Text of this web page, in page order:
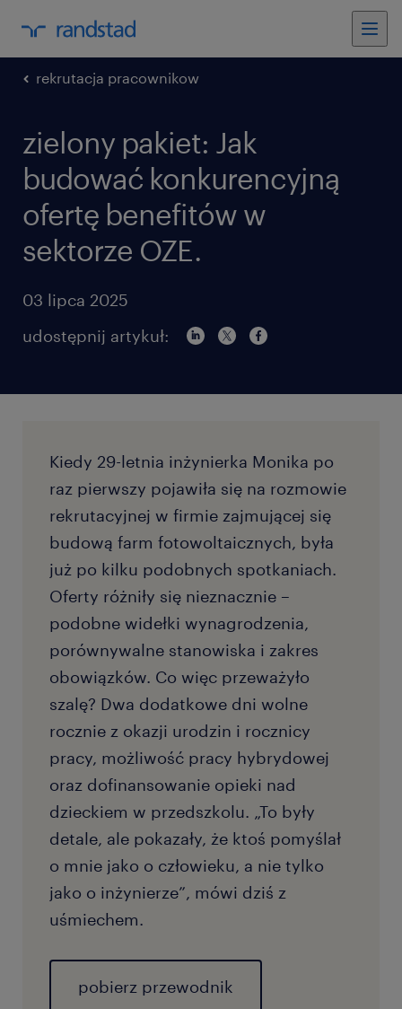
rekrutacja pracownikow
zielony pakiet: Jak
budować konkurencyjną
ofertę benefitów w
sektorze OZE.
03 lipca 2025
udostępnij artykuł:
Kiedy 29-letnia inżynierka Monika po
raz pierwszy pojawiła się na rozmowie
rekrutacyjnej w firmie zajmującej się
budową farm fotowoltaicznych, była
już po kilku podobnych spotkaniach.
Oferty różniły się nieznacznie –
podobne widełki wynagrodzenia,
porównywalne stanowiska i zakres
obowiązków. Co więc przeważyło
szalę? Dwa dodatkowe dni wolne
rocznie z okazji urodzin i rocznicy
pracy, możliwość pracy hybrydowej
oraz dofinansowanie opieki nad
dzieckiem w przedszkolu. „To były
detale, ale pokazały, że ktoś pomyślał
o mnie jako o człowieku, a nie tylko
jako o inżynierze”, mówi dziś z
uśmiechem.
pobierz przewodnik